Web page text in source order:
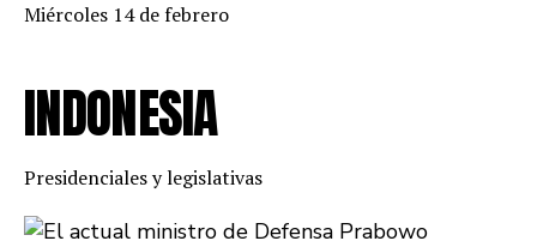
Miércoles 14 de febrero
INDONESIA
Presidenciales y legislativas